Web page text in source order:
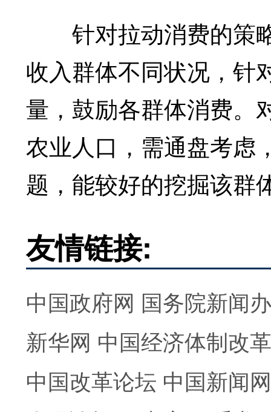
针对拉动消费的策
收入群体不同状况，针
量，鼓励各群体消费。
农业人口，需通盘考虑
题，能较好的挖掘该群
友情链接:
中国政府网 国务院新闻
新华网 中国经济体制改
中国改革论坛 中国新闻网